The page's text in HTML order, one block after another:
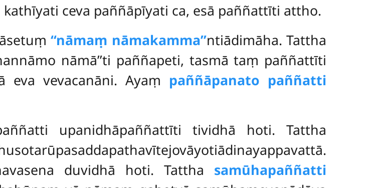
kathīyati ceva paññāpīyati ca, esā paññattīti attho.
‘‘nāmaṃ nāmakamma’’ntiādimāha. Tattha
nāmā’’ti paññapeti, tasmā taṃ paññattīti
eva vevacanāni. Ayaṃ paññāpanato paññatti
upanidhāpaññattīti tividhā hoti. Tattha
duvidhā hoti. Tattha samūhapaññatti